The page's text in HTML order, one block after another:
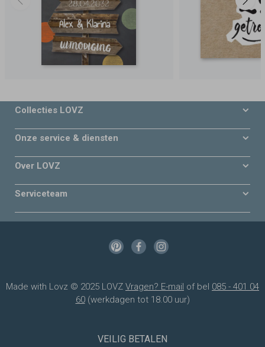
Collecties LOVZ
Onze service & diensten
Over LOVZ
Serviceteam
Made with Lovz © 2025 LOVZ Vragen? E-mail of bel 085 - 401 04
60(werkdagen tot 18.00 uur)
VEILIG BETALEN